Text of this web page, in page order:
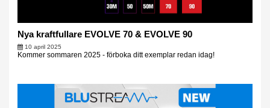
Nya kraftfullare EVOLVE 70 & EVOLVE 90
10 april 2025
Kommer sommaren 2025 - förboka ditt exemplar redan idag!